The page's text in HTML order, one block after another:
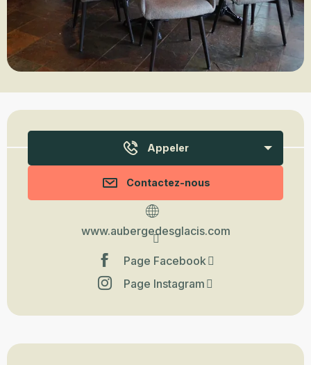
Ouverture et coordonnées
Appeler
Contactez-nous
www.aubergedesglacis.com
Page Facebook
Page Instagram
Description